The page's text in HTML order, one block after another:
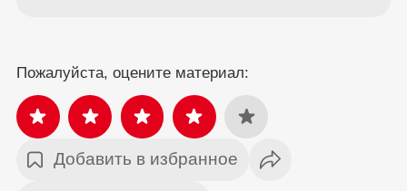
Пожалуйста, оцените материал:
Добавить в избранное